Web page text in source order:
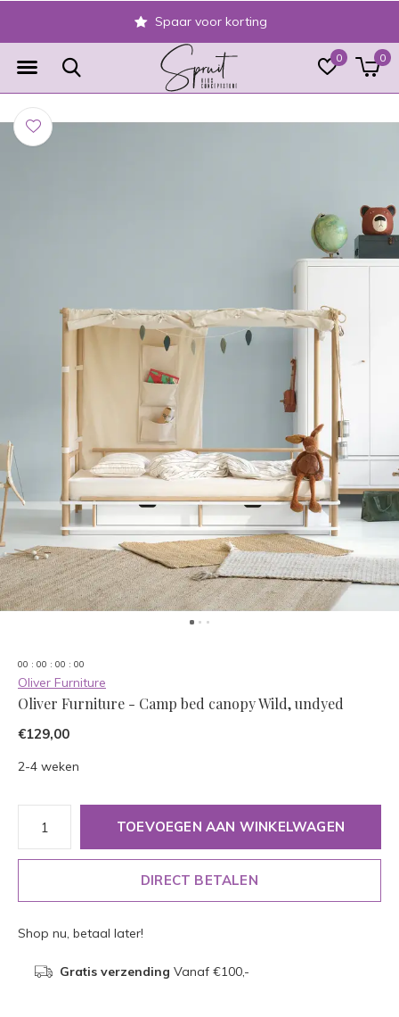
0 0
Spaar voor korting
00 : 00 : 00 : 00
Oliver Furniture
Oliver Furniture - Camp bed canopy Wild, undyed
€129,00
2-4 weken
TOEVOEGEN AAN WINKELWAGEN
DIRECT BETALEN
Shop nu, betaal later!
Gratis verzending Vanaf €100,-